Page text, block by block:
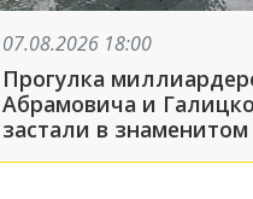
07.08.2026 18:00
Прогулка
Абрамовича и
застали в знаменитом
Краснодара